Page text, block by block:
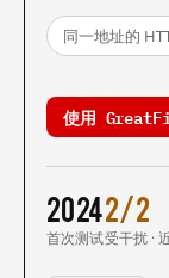
同一地址的
使用
2024
首次测试
2/2
受干扰 ·